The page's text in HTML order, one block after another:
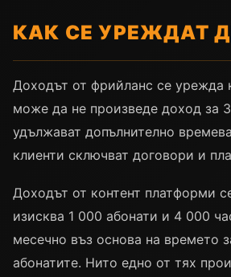
КАК СЕ УРЕЖДАТ
Доходът от фрийланс се урежда
може да не произведе доход за
удължават допълнително
клиенти сключват договори и
Доходът от контент платформи
изисква 1 000 абонати и 4 000
месечно въз основа на времето
абонатите. Нито едно от тях